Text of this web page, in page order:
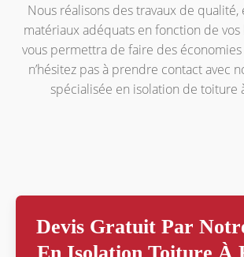
Nous réalisons des travaux de qualité,
matériaux adéquats en fonction de vos
vous permettra de faire des économies
n’hésitez pas à prendre contact avec
spécialisée en isolation de toiture
Devis Gratuit Par